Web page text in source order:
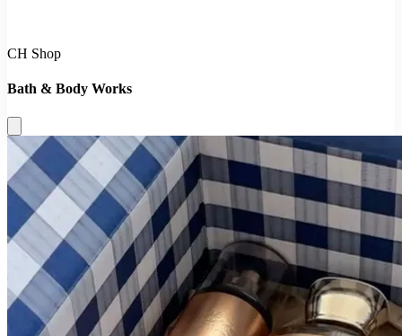
CH Shop
Bath & Body Works